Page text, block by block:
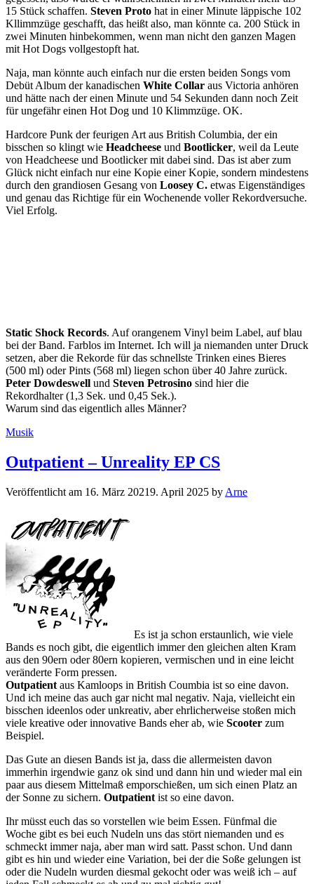
15 Stück schaffen. Steven Proto hat in einer Minute läppische 102
Kllimmzüge geschafft, das heißt also, man könnte ca. 200 Stück in
zwei Minuten hinbekommen, wenn man nicht den ganzen Magen
mit Hot Dogs vollgestopft hat.
Naja, man könnte auch einfach nur die ersten beiden Songs vom
Debüt Album der kanadischen White Collar aus Victoria anhören
und hätte nach der einen Minute und 54 Sekunden dann noch Zeit
für ungefähr einen Hot Dog und 10 Klimmzüge. OK.
Hardcore Punk der feurigen Art aus British Columbia, der ein
bisschen so klingt wie Headcheese und Bootlicker, weil da Leute
von Headcheese und Bootlicker mit dabei sind. Das ist aber zum
Glück nicht einfach nur eine Kopie einer Kopie, sondern mindestens
durch den grandiosen Gesang von Loosey C. etwas Eigenständiges
und genau das Richtige für ein Wochenende voller Rekordversuche.
Viel Erfolg.
Static Shock Records. Auf orangenem Vinyl beim Label, auf blau
bei der Band. Farblos im Internet. Ich will ja niemanden unter Druck
setzen, aber die Rekorde für das schnellste Trinken eines Bieres
(500 ml) oder Pints (568 ml) liegen schon über 40 Jahre zurück.
Peter Dowdeswell und Steven Petrosino sind hier die
Rekordhalter (1,3 Sek. und 0,45 Sek.).
Warum sind das eigentlich alles Männer?
Kategorien
Musik
Outpatient – Unreality EP CS
Veröffentlicht am 16. März 20219. April 2025 by Arne
Es ist ja schon erstaunlich, wie viele
Bands es noch gibt, die eigentlich immer den gleichen alten Kram
aus den 90ern oder 80ern kopieren, vermischen und in eine leicht
veränderte Form pressen.
Outpatient aus Kamloops in British Coumbia ist so eine davon.
Und ich meine das auch gar nicht mal negativ. Naja, vielleicht ein
bisschen ideenlos oder unkreativ, aber ehrlicherweise stoßen mich
viele kreative oder innovative Bands eher ab, wie Scooter zum
Beispiel.
Das Gute an diesen Bands ist ja, dass die allermeisten davon
immerhin irgendwie ganz ok sind und dann hin und wieder mal ein
paar aus diesem Mittelmaß emporschießen, um sich einen Platz an
der Sonne zu sichern. Outpatient ist so eine davon.
Ihr müsst euch das so vorstellen wie beim Essen. Fünfmal die
Woche gibt es bei euch Nudeln uns das stört niemanden und es
schmeckt immer naja, aber man wird satt. Passt schon. Und dann
gibt es hin und wieder eine Variation, bei der die Soße gelungen ist
oder die Nudeln wurden diesmal gekocht oder was weiß ich – auf